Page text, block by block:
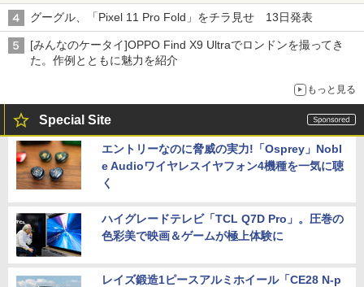
グーグル、「Pixel 11 Pro Fold」をチラ見せ 13日発表
[みんなのケータイ]OPPO Find X9 Ultraでロンドンを撮ってき
た。作例とともに魅力を紹介
もっと見る
Special Site
エントリーなのに脅威の実力!「Osprey」Nobl
e Audioワイヤレスイヤフォン4機種を一気に聴
く
ハイグレードテレビ「TCL Q7D Pro」。圧巻の
色彩美で映画＆ゲームが極上体験に
レイズ鍛造1ピースアルミホイール「CE28 N-p